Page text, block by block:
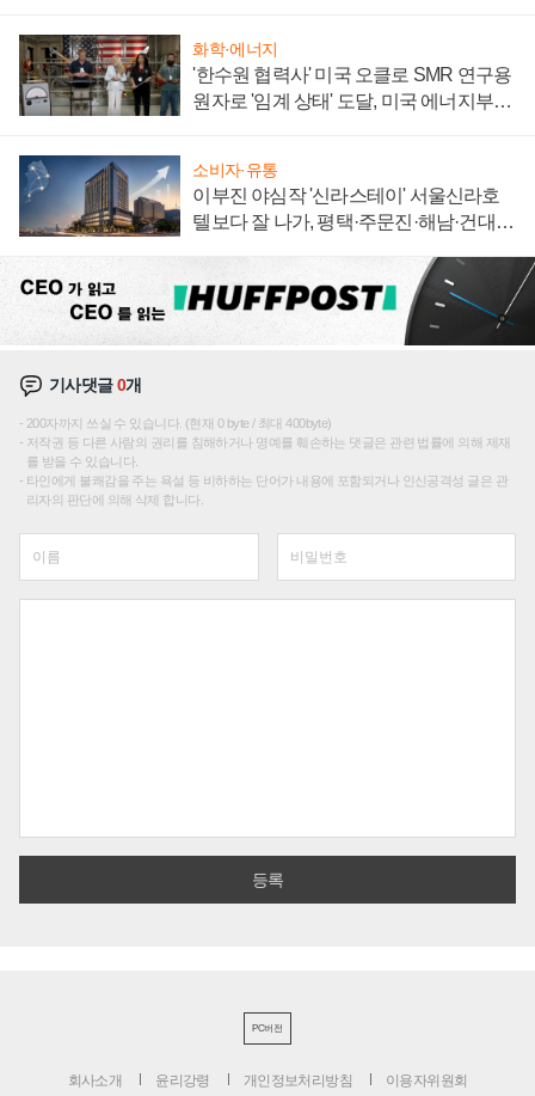
화학·에너지
'한수원 협력사' 미국 오클로 SMR 연구용
원자로 '임계 상태' 도달, 미국 에너지부
소비자·유통
이부진 야심작 '신라스테이' 서울신라호
텔보다 잘 나가, 평택·주문진·해남·건대로
기사댓글0개
200자까지 쓰실 수 있습니다. (현재 0 byte / 최대 400byte)
저작권 등 다른 사람의 권리를 침해하거나 명예를 훼손하는 댓글은 관련 법률에 의해 제재
를 받을 수 있습니다.
타인에게 불쾌감을 주는 욕설 등 비하하는 단어가 내용에 포함되거나 인신공격성 글은 관
리자의 판단에 의해 삭제 합니다.
PC버전
회사소개 윤리강령 개인정보처리방침 이용자위원회